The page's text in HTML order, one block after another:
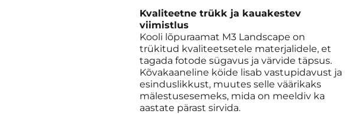
Kvaliteetne trükk ja kauakestev
viimistlus
Kooli lõpuraamat M3 Landscape on
trükitud kvaliteetsetele materjalidele, et
tagada fotode sügavus ja värvide täpsus.
Kõvakaaneline köide lisab vastupidavust ja
esinduslikkust, muutes selle väärikaks
mälestusesemeks, mida on meeldiv ka
aastate pärast sirvida.